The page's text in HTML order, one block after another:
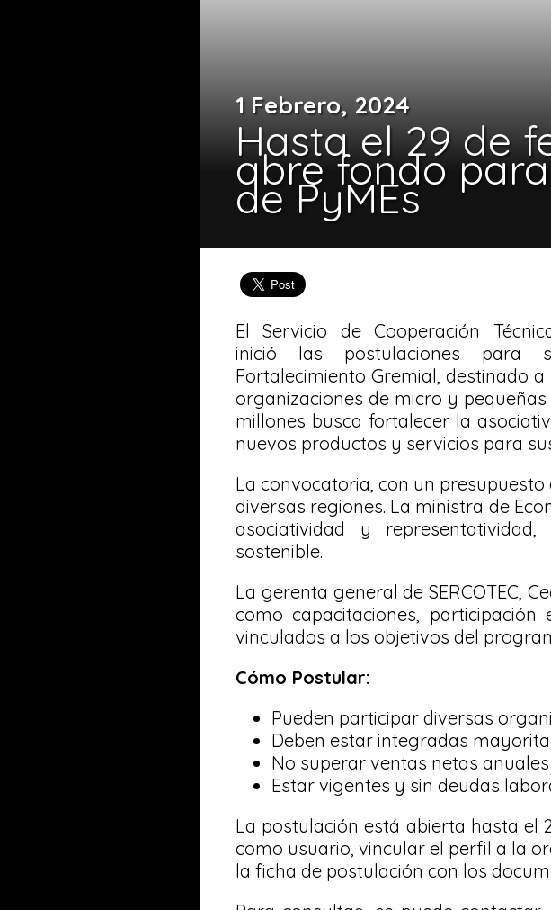
1 Febrero, 2024
Hasta el 29 de
abre fondo
de PyMEs
El Servicio de Cooperación Técnica
inició las postulaciones para
Fortalecimiento Gremial, destinado a
organizaciones de micro y
millones busca fortalecer la
nuevos productos y servicios para
La convocatoria, con un
diversas regiones. La ministra de
asociatividad y
sostenible.
La gerenta general de SERCOTEC,
como capacitaciones,
vinculados a los objetivos del
Cómo Postular:
Pueden participar diversas
Deben estar integradas
No superar ventas netas anuales
Estar vigentes y sin deudas
La postulación está abierta hasta el
como usuario, vincular el perfil a la
la ficha de postulación con los